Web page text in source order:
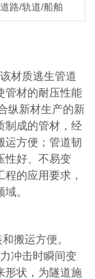
路/轨道/船舶
材质逃生管道
管材的耐压性能
纵新材生产的新
制成的管材，经
运方便；管道韧
性好、不易变
的应用要求，
。
搬运方便。
冲击时瞬间变
形状，为隧道施